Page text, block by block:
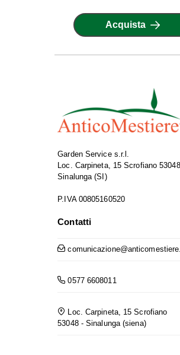
Acquista
Garden Service s.r.l.
Loc. Carpineta, 15 Scrofiano
Sinalunga (SI)
P.IVA 00805160520
Contatti
0577 6608011
Loc. Carpineta, 15 Scrofiano
53048 - Sinalunga (siena)